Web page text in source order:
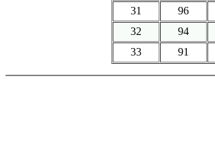
31
96
32
94
33
91